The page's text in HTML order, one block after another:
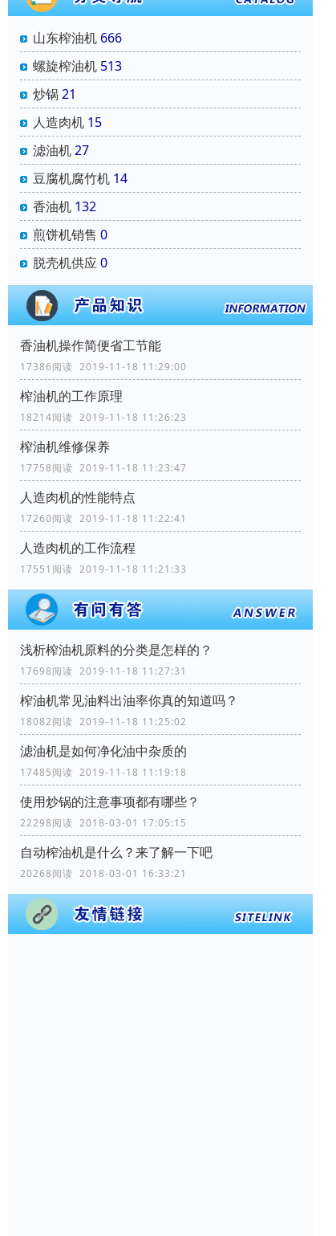
山东榨油机 666
螺旋榨油机 513
炒锅 21
人造肉机 15
滤油机27
豆腐机腐竹机 14
香油机 132
煎饼机销售 0
脱壳机供应0
香油机操作简便省工节能
17386阅读 2019-11-18 11:29:00
榨油机的工作原理
18214阅读 2019-11-18 11:26:23
榨油机维修保养
17758阅读 2019-11-18 11:23:47
人造肉机的性能特点
17260阅读 2019-11-18 11:22:41
人造肉机的工作流程
17551阅读 2019-11-18 11:21:33
浅析榨油机原料的分类是怎样的？
17698阅读 2019-11-18 11:27:31
榨油机常见油料出油率你真的知道吗？
18082阅读 2019-11-18 11:25:02
滤油机是如何净化油中杂质的
17485阅读 2019-11-18 11:19:18
使用炒锅的注意事项都有哪些？
22298阅读 2018-03-01 17:05:15
自动榨油机是什么？来了解一下吧
20268阅读 2018-03-01 16:33:21